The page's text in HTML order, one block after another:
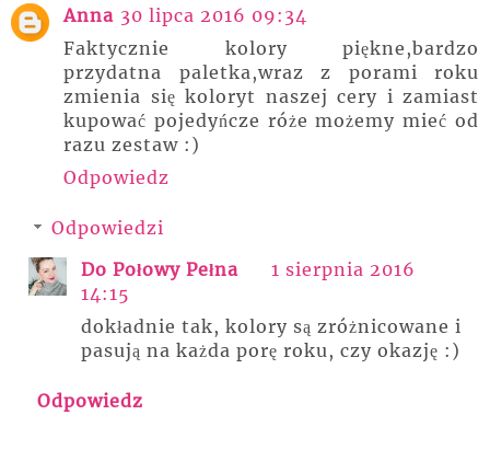
Anna 30 lipca 2016 09:34
Faktycznie kolory piękne,bardzo
przydatna paletka,wraz z porami roku
zmienia się koloryt naszej cery i zamiast
kupować pojedyńcze róże możemy mieć od
razu zestaw :)
Odpowiedz
Odpowiedzi
Do Połowy Pełna
1 sierpnia 2016
14:15
dokładnie tak, kolory są zróżnicowane i
pasują na każda porę roku, czy okazję :)
Odpowiedz